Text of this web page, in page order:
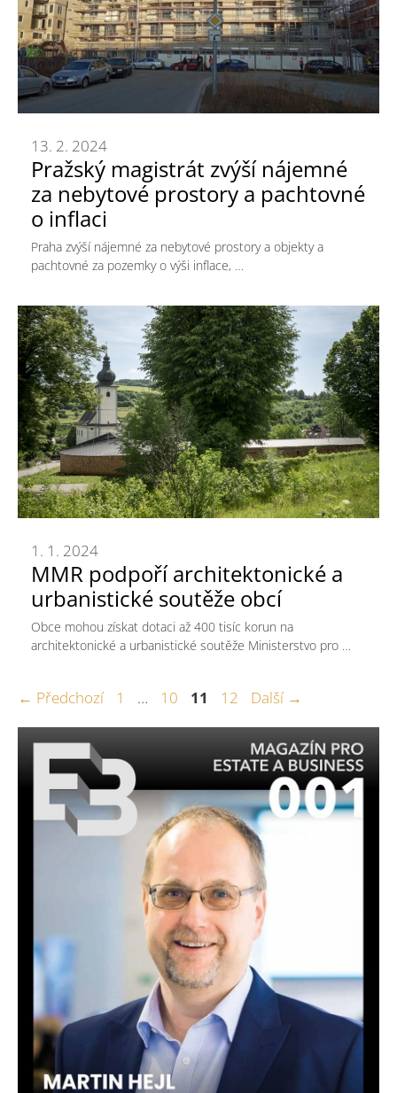
Pražský magistrát zvýší nájemné
za nebytové prostory a pachtovné
o inflaci
13. 2. 2024
Praha zvýší nájemné za nebytové prostory a objekty a
pachtovné za pozemky o výši inflace, …
MMR podpoří architektonické a
urbanistické soutěže obcí
1. 1. 2024
Obce mohou získat dotaci až 400 tisíc korun na
architektonické a urbanistické soutěže Ministerstvo pro …
← Předchozí Stránka
1 … Stránka
10 Stránka
11 Stránka
12 Další →